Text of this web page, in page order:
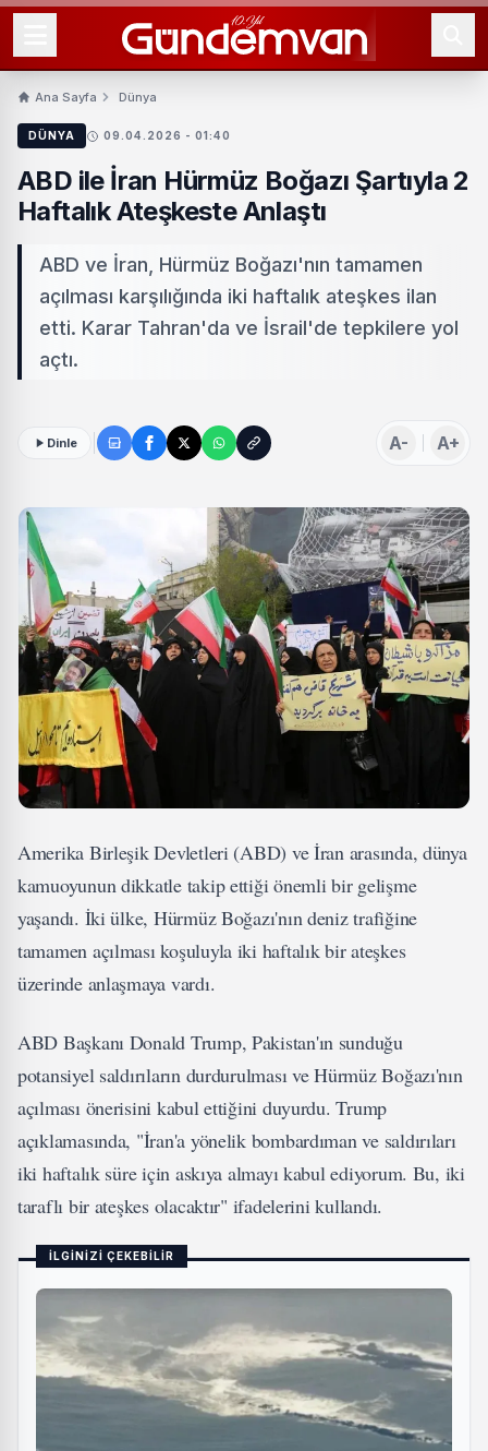
Ana Sayfa Dünya
DÜNYA 09.04.2026 - 01:40
ABD ile İran Hürmüz Boğazı Şartıyla 2
Haftalık Ateşkeste Anlaştı
ABD ve İran, Hürmüz Boğazı'nın tamamen
açılması karşılığında iki haftalık ateşkes ilan
etti. Karar Tahran'da ve İsrail'de tepkilere yol
açtı.
Dinle A- A+
Amerika Birleşik Devletleri (ABD) ve İran arasında, dünya
kamuoyunun dikkatle takip ettiği önemli bir gelişme
yaşandı. İki ülke, Hürmüz Boğazı'nın deniz trafiğine
tamamen açılması koşuluyla iki haftalık bir ateşkes
üzerinde anlaşmaya vardı.
ABD Başkanı Donald Trump, Pakistan'ın sunduğu
potansiyel saldırıların durdurulması ve Hürmüz Boğazı'nın
açılması önerisini kabul ettiğini duyurdu. Trump
açıklamasında, "İran'a yönelik bombardıman ve saldırıları
iki haftalık süre için askıya almayı kabul ediyorum. Bu, iki
taraflı bir ateşkes olacaktır" ifadelerini kullandı.
İLGİNİZİ ÇEKEBİLİR